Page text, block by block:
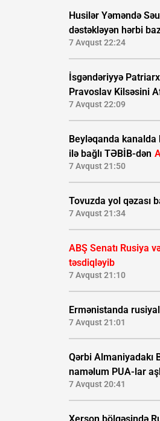
Husilər Yəməndə
dəstəkləyən hərbi
7 Avqust 22:24
İsgəndəriyyə
Pravoslav Kilsəsini
7 Avqust 22:09
Beyləqanda
ilə bağlı TƏBİB-dən
7 Avqust 21:50
Tovuzda yol qəzası
7 Avqust 21:34
ABŞ Senatı Rusiya
təsdiqləyib
7 Avqust 21:10
Ermənistanda
7 Avqust 21:01
Qərbi Almaniyadakı
naməlum PUA-lar
7 Avqust 20:41